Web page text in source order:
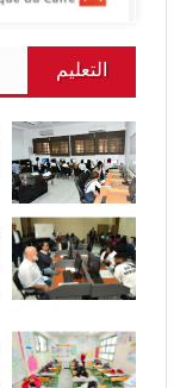
التعليم